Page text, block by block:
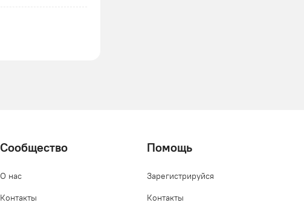
Сообщество
О нас
Контакты
Помощь
Зарегистрируйся
Контакты